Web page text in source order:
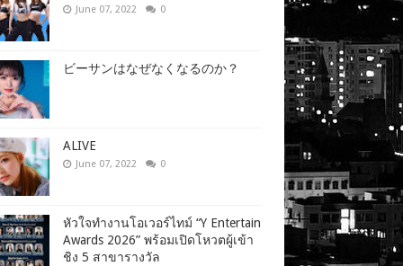
June 07, 2022 0
ビーサンはなぜなくなるのか？
ALIVE
June 07, 2022 0
หัวใจทำงานโอเวอร์ไทม์ “Y Entertain
Awards 2026” พร้อมเปิดโหวตผู้เข้า
ชิง 5 สาขารางวัล